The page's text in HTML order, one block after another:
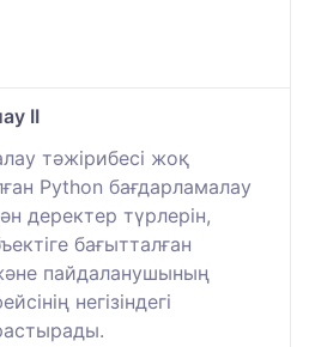
II
тәжірибесі жоқ
Python бағдарламалау
деректер түрлерін,
бағытталған
пайдаланушының
негізіндегі